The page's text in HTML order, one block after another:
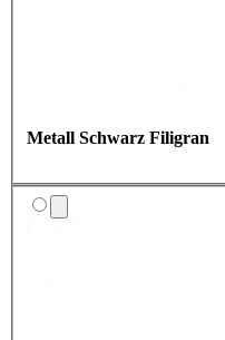
Metall Schwarz Filigran